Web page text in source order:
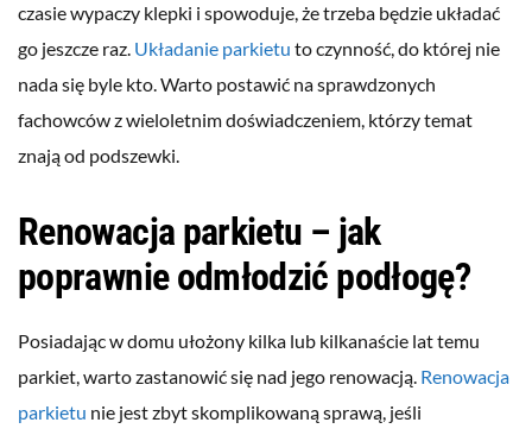
czasie wypaczy klepki i spowoduje, że trzeba będzie układać
go jeszcze raz. Układanie parkietu to czynność, do której nie
nada się byle kto. Warto postawić na sprawdzonych
fachowców z wieloletnim doświadczeniem, którzy temat
znają od podszewki.
Renowacja parkietu – jak
poprawnie odmłodzić podłogę?
Posiadając w domu ułożony kilka lub kilkanaście lat temu
parkiet, warto zastanowić się nad jego renowacją. Renowacja
parkietu nie jest zbyt skomplikowaną sprawą, jeśli